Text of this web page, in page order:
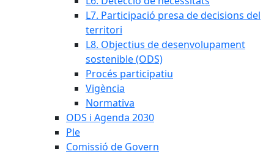
L7. Participació presa de decisions del
territori
L8. Objectius de desenvolupament
sostenible (ODS)
Procés participatiu
Vigència
Normativa
ODS i Agenda 2030
Ple
Comissió de Govern